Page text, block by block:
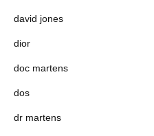
david jones
dior
doc martens
dos
dr martens